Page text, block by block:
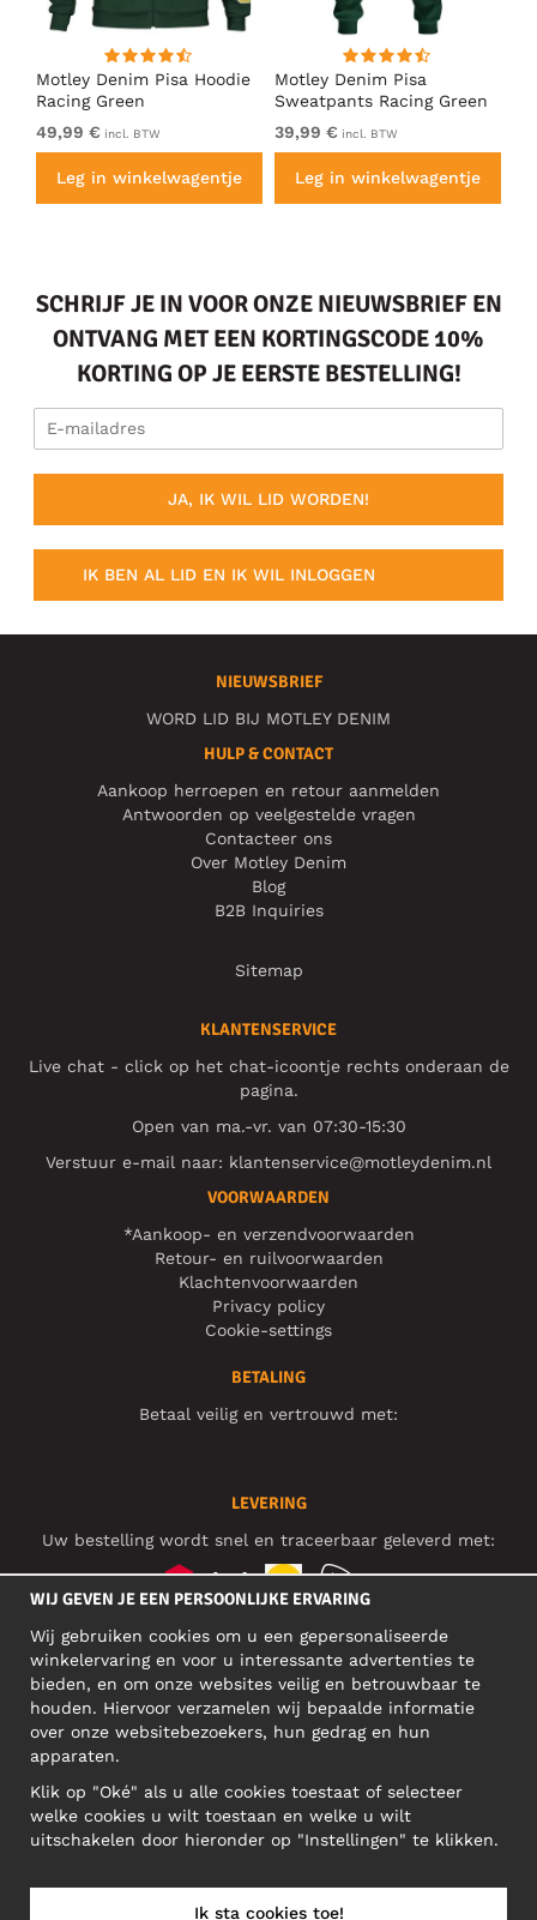
Motley Denim Pisa Hoodie
Racing Green
49,99 € incl. BTW
Leg in winkelwagentje
Motley Denim Pisa
Sweatpants Racing Green
39,99 € incl. BTW
Leg in winkelwagentje
SCHRIJF JE IN VOOR ONZE NIEUWSBRIEF EN
ONTVANG MET EEN KORTINGSCODE 10%
KORTING OP JE EERSTE BESTELLING!
JA, IK WIL LID WORDEN!
IK BEN AL LID EN IK WIL INLOGGEN
NIEUWSBRIEF
WORD LID BIJ MOTLEY DENIM
HULP & CONTACT
Aankoop herroepen en retour aanmelden
Antwoorden op veelgestelde vragen
Contacteer ons
Over Motley Denim
Blog
B2B Inquiries
Sitemap
KLANTENSERVICE
Live chat - click op het chat-icoontje rechts onderaan de
pagina.
Open van ma.-vr. van 07:30-15:30
Verstuur e-mail naar: klantenservice@motleydenim.nl
VOORWAARDEN
*Aankoop- en verzendvoorwaarden
Retour- en ruilvoorwaarden
Klachtenvoorwaarden
Privacy policy
Cookie-settings
BETALING
Betaal veilig en vertrouwd met:
LEVERING
Uw bestelling wordt snel en traceerbaar geleverd met:
SOCIAL MEDIA
BEDRIJFSADRES
Narva mnt 5, EE-10117 Tallinn
Reg: 12356245
WIJ GEVEN JE EEN PERSOONLIJKE ERVARING
Wij gebruiken cookies om u een gepersonaliseerde
winkelervaring en voor u interessante advertenties te
bieden, en om onze websites veilig en betrouwbaar te
houden. Hiervoor verzamelen wij bepaalde informatie
over onze websitebezoekers, hun gedrag en hun
apparaten.
Klik op "Oké" als u alle cookies toestaat of selecteer
welke cookies u wilt toestaan en welke u wilt
uitschakelen door hieronder op "Instellingen" te klikken.
Ik sta cookies toe!